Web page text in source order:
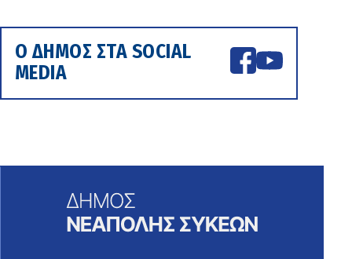
Ο ΔΗΜΟΣ ΣΤΑ SOCIAL
MEDIA